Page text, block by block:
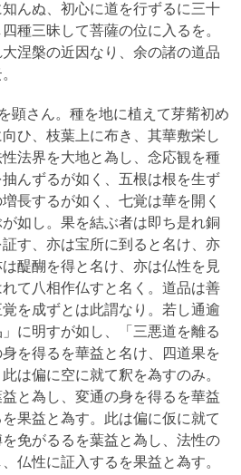
んぬ、初心に道を行ずるに三十
種三昧して菩薩の位に入るを。
涅槃の近因なり、余の諸の道品
顕さん。種を地に植えて芽觜初め
ひ、枝葉上に布き、其華敷栄し
法界を大地と為し、念応観を種
んずるが如く、五根は根を生ず
長するが如く、七覚は華を開く
如し。果を結ぶ者は即ち是れ銅
す、亦は宝所に到ると名け、亦
醍醐を得と名け、亦は仏性を見
て八相作仏すと名く。道品は善
を成ずとは此謂なり。若し通逾
に明すが如し、「三悪道を離る
を得るを華益と名け、四道果を
は偏に空に就て釈を為すのみ。
と為し、変通の身を得るを華益
果益と為す。此は偏に仮に就て
免がるるを葉益と為し、法性の
仏性に証入するを果益と為す。